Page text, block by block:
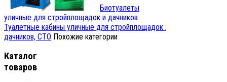
Биотуалеты
уличные для стройплощадок и дачников
Туалетные кабины уличные для стройплощадок ,
дачников, СТО Похожие категории
Каталог
товаров